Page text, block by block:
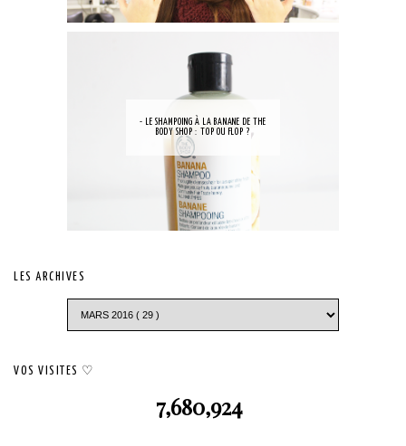
- LE SHAMPOING À LA BANANE DE THE
BODY SHOP : TOP OU FLOP ?
LES ARCHIVES
VOS VISITES ♡
7,680,924